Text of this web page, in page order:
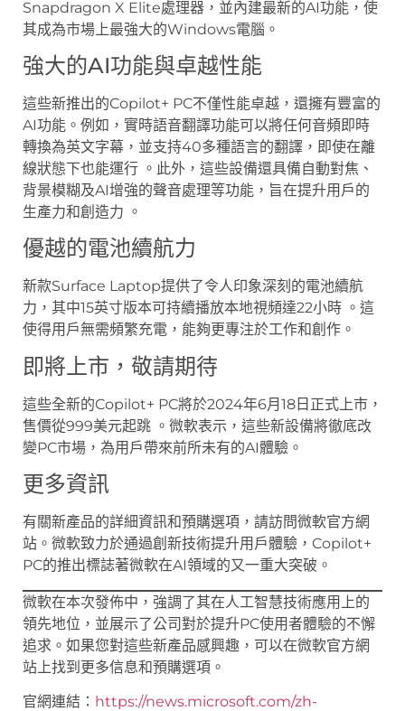
Snapdragon X Elite處理器，並內建最新的AI功能，使
其成為市場上最強大的Windows電腦。
強大的AI功能與卓越性能
這些新推出的Copilot+ PC不僅性能卓越，還擁有豐富的
AI功能。例如，實時語音翻譯功能可以將任何音頻即時
轉換為英文字幕，並支持40多種語言的翻譯，即使在離
線狀態下也能運行 。此外，這些設備還具備自動對焦、
背景模糊及AI增強的聲音處理等功能，旨在提升用戶的
生產力和創造力 。
優越的電池續航力
新款Surface Laptop提供了令人印象深刻的電池續航
力，其中15英寸版本可持續播放本地視頻達22小時 。這
使得用戶無需頻繁充電，能夠更專注於工作和創作。
即將上市，敬請期待
這些全新的Copilot+ PC將於2024年6月18日正式上市，
售價從999美元起跳 。微軟表示，這些新設備將徹底改
變PC市場，為用戶帶來前所未有的AI體驗。
更多資訊
有關新產品的詳細資訊和預購選項，請訪問微軟官方網
站。微軟致力於通過創新技術提升用戶體驗，Copilot+
PC的推出標誌著微軟在AI領域的又一重大突破。
微軟在本次發佈中，強調了其在人工智慧技術應用上的
領先地位，並展示了公司對於提升PC使用者體驗的不懈
追求。如果您對這些新產品感興趣，可以在微軟官方網
站上找到更多信息和預購選項。
官網連結： https://news.microsoft.com/zh-